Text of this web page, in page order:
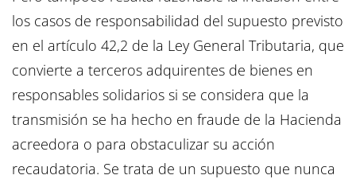
los casos de responsabilidad del supuesto previsto
en el artículo 42,2 de la Ley General Tributaria, que
convierte a terceros adquirentes de bienes en
responsables solidarios si se considera que la
transmisión se ha hecho en fraude de la Hacienda
acreedora o para obstaculizar su acción
recaudatoria. Se trata de un supuesto que nunca